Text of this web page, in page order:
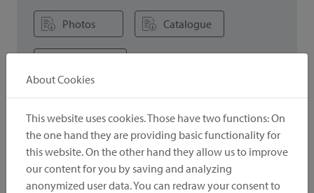
Photos Catalogue
! Wichtig
Lors de la combinaison d'accessoires et d'adaptateurs, la
capacité de charge / charge utile inférieure est importante.
About Cookies
This website uses cookies. Those have two functions: On
the one hand they are providing basic functionality for
this website. On the other hand they allow us to improve
our content for you by saving and analyzing
anonymized user data. You can redraw your consent to